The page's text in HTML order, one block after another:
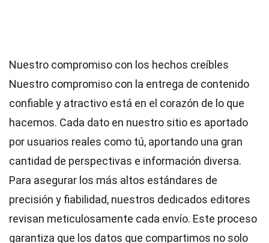
Nuestro compromiso con los hechos creíbles
Nuestro compromiso con la entrega de contenido
confiable y atractivo está en el corazón de lo que
hacemos. Cada dato en nuestro sitio es aportado
por usuarios reales como tú, aportando una gran
cantidad de perspectivas e información diversa.
Para asegurar los más altos estándares de
precisión y fiabilidad, nuestros dedicados editores
revisan meticulosamente cada envío. Este proceso
garantiza que los datos que compartimos no solo